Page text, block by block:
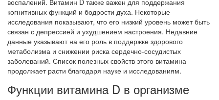
воспалений. Витамин D также важен для поддержания
когнитивных функций и бодрости духа. Некоторые
исследования показывают, что его низкий уровень может быть
связан с депрессией и ухудшением настроения. Недавние
данные указывают на его роль в поддержке здорового
метаболизма и снижении риска сердечно-сосудистых
заболеваний. Список полезных свойств этого витамина
продолжает расти благодаря науке и исследованиям.
Функции витамина D в организме